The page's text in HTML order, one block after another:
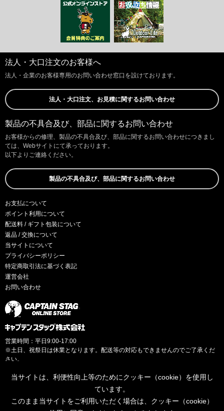
法人・大口注文のお客様へ
法人・企業のお客様専用のお問い合わせ窓口を設けております。
法人・大口注文、お見積に関するお問い合わせ
製品の不具合及び、部品に関するお問い合わせ
お客様からの修理、製品の不具合及び、部品に関するお問い合わせにつきまし
ては、Webサイトにて承っております。
以下よりご連絡ください。
製品の不具合及び、部品に関するお問い合わせ
お支払について
ポイント利用について
配送料 / ギフト包装について
返品 / 交換について
当サイトについて
プライバシーポリシー
特定商取引法に基づく表記
運営会社
お問い合わせ
営業時間：平日9:00-17:00
※土日、祝祭日は休業となります。配送等の対応もできませんのでご了承くだ
さい。
当サイトは、利便性向上等のためにクッキー（cookie）を使用し
ています。
このまま当サイトをご利用いただく場合は、クッキー（cookie）